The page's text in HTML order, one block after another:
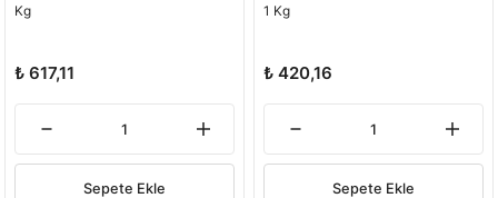
Kg
₺ 617,11
Sepete Ekle
1 Kg
₺ 420,16
Sepete Ekle